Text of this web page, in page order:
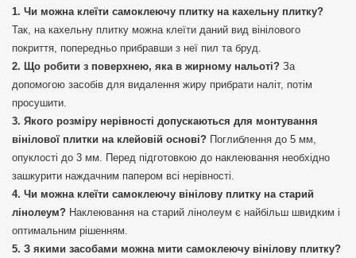
Чи можна клеїти самоклеючу плитку на кахельну плитку?
Так, на кахельну плитку можна клеїти даний вид вінілового
покриття, попередньо прибравши з неї пил та бруд.
Що робити з поверхнею, яка в жирному нальоті? За
допомогою засобів для видалення жиру прибрати наліт, потім
просушити.
Якого розміру нерівності допускаються для монтування
вінілової плитки на клейовій основі? Поглиблення до 5 мм,
опуклості до 3 мм. Перед підготовкою до наклеювання необхідно
зашкурити наждачним папером всі нерівності.
Чи можна клеїти самоклеючу вінілову плитку на старий
лінолеум? Наклеювання на старий лінолеум є найбільш швидким і
оптимальним рішенням.
З якими засобами можна мити самоклеючу вінілову плитку?